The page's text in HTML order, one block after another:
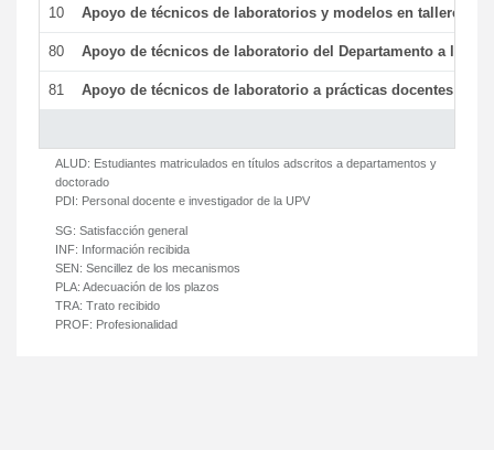
10 Apoyo de técnicos de laboratorios y modelos en talleres/
80 Apoyo de técnicos de laboratorio del Departamento a la
81 Apoyo de técnicos de laboratorio a prácticas docentes y
ALUD: Estudiantes matriculados en títulos adscritos a departamentos y
doctorado
PDI: Personal docente e investigador de la UPV
SG: Satisfacción general
INF: Información recibida
SEN: Sencillez de los mecanismos
PLA: Adecuación de los plazos
TRA: Trato recibido
PROF: Profesionalidad